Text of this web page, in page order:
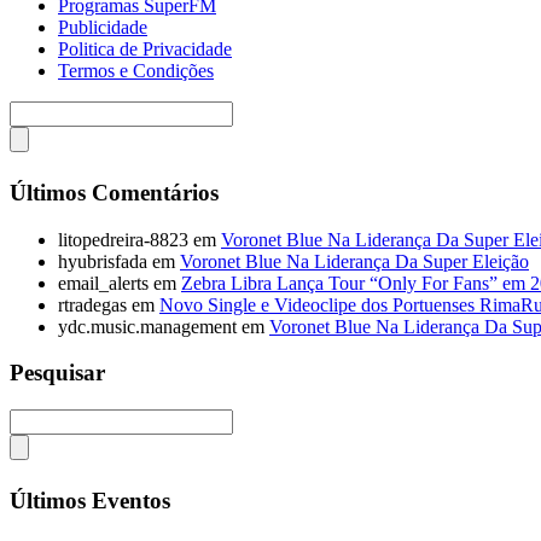
Programas SuperFM
Publicidade
Politica de Privacidade
Termos e Condições
Últimos Comentários
litopedreira-8823 em Voronet Blue Na Liderança Da Super
hyubrisfada em Voronet Blue Na Liderança Da Super Eleição
email_alerts em Zebra Libra Lança Tour “Only For Fans” em
rtradegas em Novo Single e Videoclipe dos Portuenses
ydc.music.management em Voronet Blue Na Liderança Da
Pesquisar
Últimos Eventos